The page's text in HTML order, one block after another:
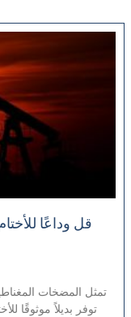
قل وداعًا
تمثل المضخات
توفر بديلاً موثوقًا